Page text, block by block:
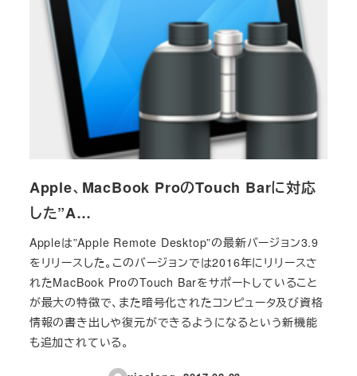
Apple、MacBook ProのTouch Barに対応
した”A…
Appleは”Apple Remote Desktop”の最新バージョン3.9
をリリースした。このバージョンでは2016年にリリースさ
れたMacBook ProのTouch Barをサポートしていること
が最大の特徴で、また暗号化されたコンピュータ及び資格
情報の書き出しや復元ができるようになるという新機能
も追加されている。